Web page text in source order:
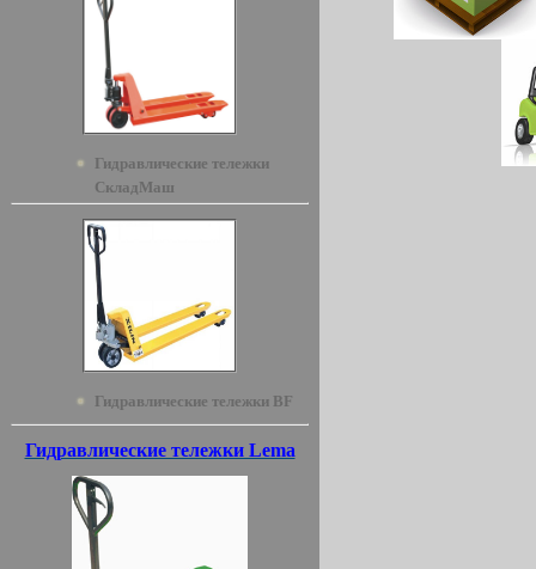
Гидравлические тележки
СкладМаш
Гидравлические тележки BF
Гидравлические тележки Lema